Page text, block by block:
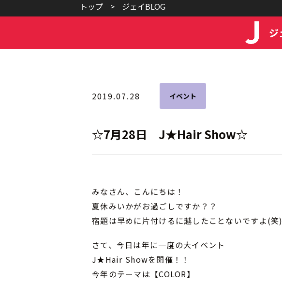
トップ > ジェイBLOG
2019.07.28 イベント
☆7月28日 J★Hair Show☆
みなさん、こんにちは！
夏休みいかがお過ごしですか？？
宿題は早めに片付けるに越したことないですよ(笑)
さて、今日は年に一度の大イベント
J★Hair Showを開催！！
今年のテーマは【COLOR】